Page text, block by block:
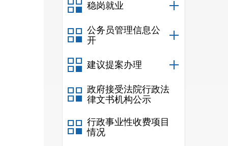
稳岗就业
公务员管理信息公
开
建议提案办理
政府接受法院行政法
律文书机构公示
行政事业性收费项目
情况